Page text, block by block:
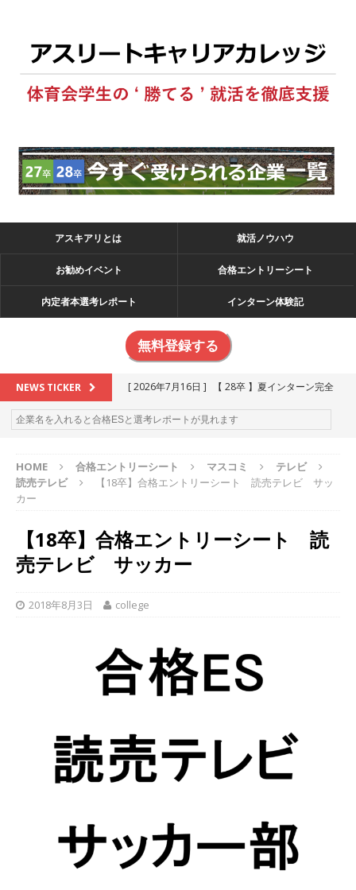
アスキアリとは 就活ノウハウ
お勧めイベント 合格エントリーシート
内定者本選考レポート インターン体験記
無料登録する
NEWS TICKER [ 2026年7月16日 ]
【 28卒 】夏インターン完全
攻略セミナー ｜ 予約フォーム
お勧めイベン
[ 2026年6月13日 ] ≪ 27卒 ≫アスキヤリ個人相
る優良企業一覧（26社）
体育会積極採用企業
[ 2026年5月16日 ]
る優良企業一覧（18社）
学生を求めアスキヤリ限定イベント開催!! 】 世界
230以上の国・地域で愛される日本屈指のゲーム
以上営業増益を達成 ｜ プライム上場 ｜ カプコン
体育会積極採用企業
インターン!! 】 M&A仲介業 ｜ 入社2年目の参考
年収1,631万円 ｜ 設立以降連続売上増 ｜ 土日祝
完全休み ｜ プライム上場 ｜ M&A総合研究所
HOME 合格エントリーシート マスコミ
テレビ
読売テレビ
【18卒】合格エントリーシート 読売テレビ サッ
カー
【18卒】合格エントリーシート 読
売テレビ サッカー
2018年8月3日 college